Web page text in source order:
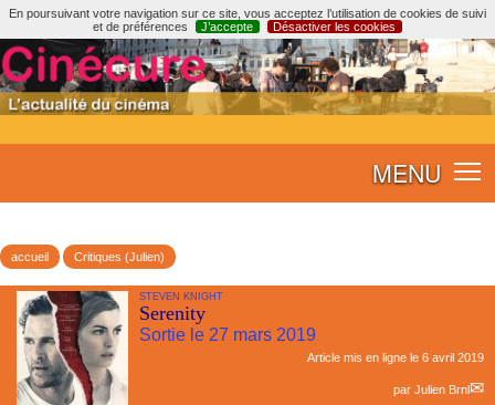
En poursuivant votre navigation sur ce site, vous acceptez l’utilisation de cookies de suivi
et de préférences
J’accepte Désactiver les cookies
MENU
accueil Critiques (Julien)
STEVEN KNIGHT
Serenity
Sortie le 27 mars 2019
Article mis en ligne le 6 avril 2019
par Julien Brnl